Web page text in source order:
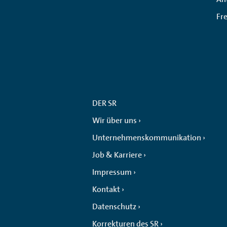
DER SR
Wir über uns
Unternehmenskommunikation
Job & Karriere
Impressum
Kontakt
Datenschutz
Korrekturen des SR